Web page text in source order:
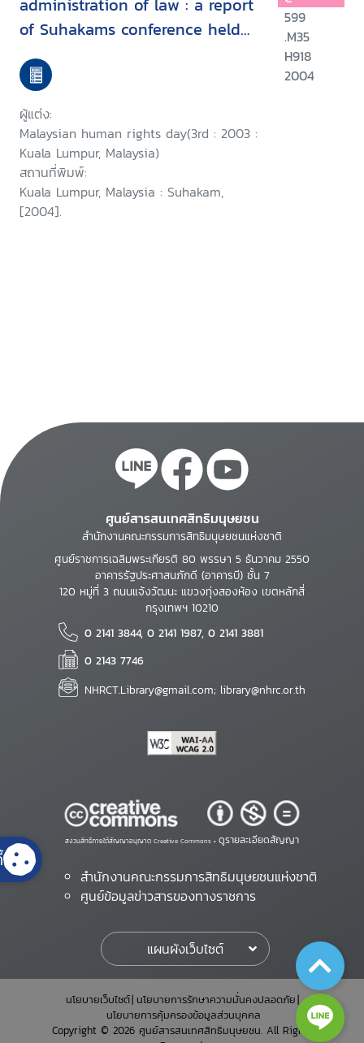
administration of law : a report
of Suhakams conference held
in conjunction with the third
Malaysian human rights day, 9-
10 September 2003, Kuala
Lumpur, Malaysia/
ผู้แต่ง:
Malaysian human rights day(3rd : 2003 :
Kuala Lumpur, Malaysia)
สถานที่พิมพ์:
Kuala Lumpur, Malaysia : Suhakam,
[2004].
599
.M35
H918
2004
ศูนย์สารสนเทศสิทธิมนุษยชน
สำนักงานคณะกรรมการสิทธิมนุษยชนแห่งชาติ
ศูนย์ราชการเฉลิมพระเกียรติ 80 พรรษา 5 ธันวาคม 2550
อาคารรัฐประศาสนภักดี (อาคารบี) ชั้น 7
120 หมู่ที่ 3 ถนนแจ้งวัฒนะ แขวงทุ่งสองห้อง เขตหลักสี่
กรุงเทพฯ 10210
0 2141 3844, 0 2141 1987, 0 2141 3881
0 2143 7746
NHRCT.Library@gmail.com; library@nhrc.or.th
สงวนสิทธิ์ภายใต้สัญญาอนุญาต Creative Commons • ดูรายละเอียดสัญญา
สำนักงานคณะกรรมการสิทธิมนุษยชนแห่งชาติ
ศูนย์ข้อมูลข่าวสารของทางราชการ
แผนผังเว็บไซต์
นโยบายเว็บไซต์ นโยบายการรักษาความมั่นคงปลอดภัย
นโยบายการคุ้มครองข้อมูลส่วนบุคคล
Copyright © 2026 ศูนย์สารสนเทศสิทธิมนุษยชน. All Rights